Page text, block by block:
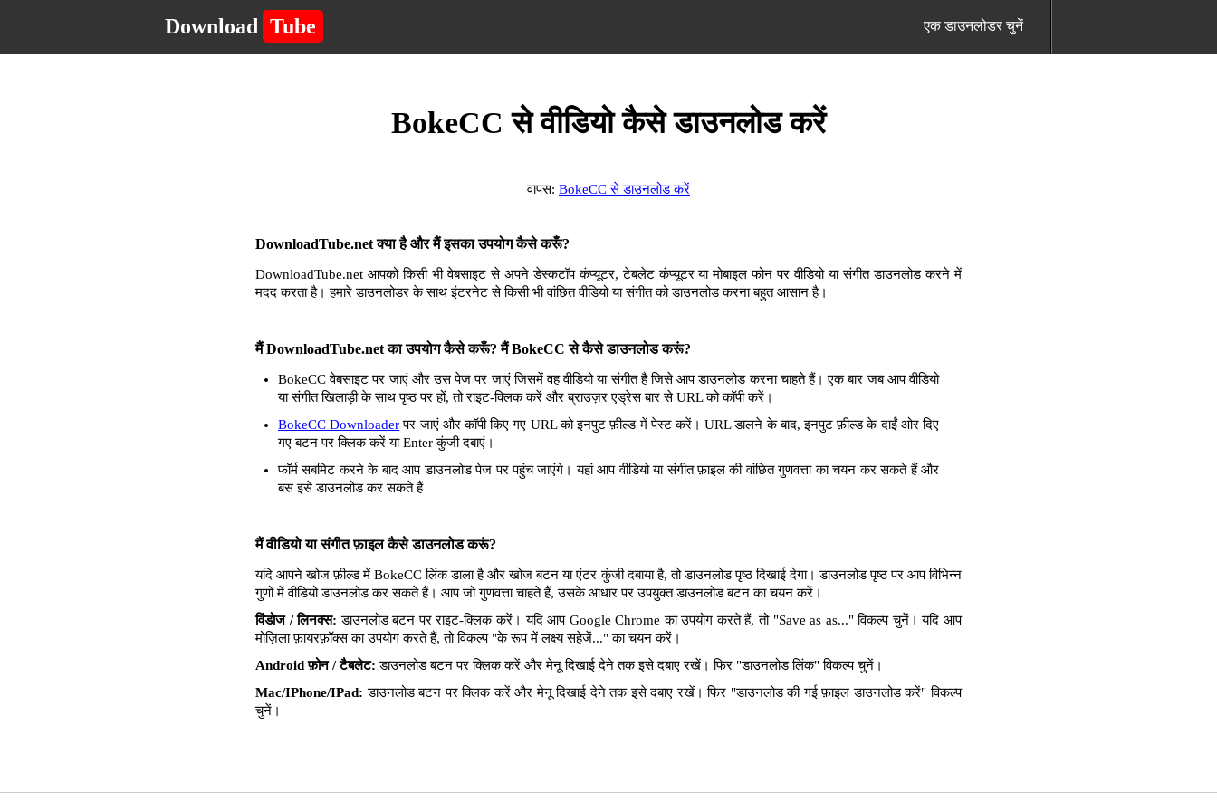
Download Tube एक डाउनलोडर चुनें
BokeCC से वीडियो कैसे डाउनलोड करें
वापस: BokeCC से डाउनलोड करें
DownloadTube.net क्या है और मैं इसका उपयोग कैसे करूँ?
DownloadTube.net आपको किसी भी वेबसाइट से अपने डेस्कटॉप कंप्यूटर, टेबलेट कंप्यूटर या मोबाइल फोन पर वीडियो या संगीत डाउनलोड करने में
मदद करता है। हमारे डाउनलोडर के साथ इंटरनेट से किसी भी वांछित वीडियो या संगीत को डाउनलोड करना बहुत आसान है।
मैं DownloadTube.net का उपयोग कैसे करूँ? मैं BokeCC से कैसे डाउनलोड करूं?
BokeCC वेबसाइट पर जाएं और उस पेज पर जाएं जिसमें वह वीडियो या संगीत है जिसे आप डाउनलोड करना चाहते हैं। एक बार जब आप वीडियो
या संगीत खिलाड़ी के साथ पृष्ठ पर हों, तो राइट-क्लिक करें और ब्राउज़र एड्रेस बार से URL को कॉपी करें।
BokeCC Downloaderपर जाएं और कॉपी किए गए URL को इनपुट फ़ील्ड में पेस्ट करें। URL डालने के बाद, इनपुट फ़ील्ड के दाईं ओर दिए
गए बटन पर क्लिक करें या Enter कुंजी दबाएं।
फॉर्म सबमिट करने के बाद आप डाउनलोड पेज पर पहुंच जाएंगे। यहां आप वीडियो या संगीत फ़ाइल की वांछित गुणवत्ता का चयन कर सकते हैं और
बस इसे डाउनलोड कर सकते हैं
मैं वीडियो या संगीत फ़ाइल कैसे डाउनलोड करूं?
यदि आपने खोज फ़ील्ड में BokeCC लिंक डाला है और खोज बटन या एंटर कुंजी दबाया है, तो डाउनलोड पृष्ठ दिखाई देगा। डाउनलोड पृष्ठ पर आप विभिन्न
गुणों में वीडियो डाउनलोड कर सकते हैं। आप जो गुणवत्ता चाहते हैं, उसके आधार पर उपयुक्त डाउनलोड बटन का चयन करें।
विंडोज / लिनक्स: डाउनलोड बटन पर राइट-क्लिक करें। यदि आप Google Chrome का उपयोग करते हैं, तो "Save as as..." विकल्प चुनें। यदि आप
मोज़िला फ़ायरफ़ॉक्स का उपयोग करते हैं, तो विकल्प "के रूप में लक्ष्य सहेजें..." का चयन करें।
Android फ़ोन / टैबलेट: डाउनलोड बटन पर क्लिक करें और मेनू दिखाई देने तक इसे दबाए रखें। फिर "डाउनलोड लिंक" विकल्प चुनें।
Mac/IPhone/IPad: डाउनलोड बटन पर क्लिक करें और मेनू दिखाई देने तक इसे दबाए रखें। फिर "डाउनलोड की गई फ़ाइल डाउनलोड करें" विकल्प
चुनें।